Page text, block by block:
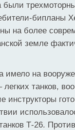
были
бипланы
на более
земле
имело на
танков,
инструкторы
Т-26.